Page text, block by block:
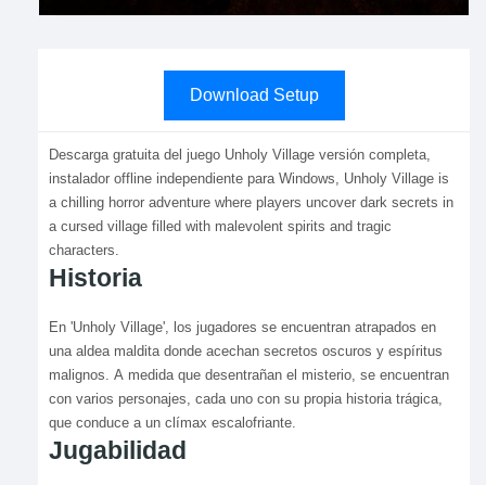
Download Setup
Descarga gratuita del juego Unholy Village versión completa,
instalador offline independiente para Windows, Unholy Village is
a chilling horror adventure where players uncover dark secrets in
a cursed village filled with malevolent spirits and tragic
characters.
Historia
En 'Unholy Village', los jugadores se encuentran atrapados en
una aldea maldita donde acechan secretos oscuros y espíritus
malignos. A medida que desentrañan el misterio, se encuentran
con varios personajes, cada uno con su propia historia trágica,
que conduce a un clímax escalofriante.
Jugabilidad